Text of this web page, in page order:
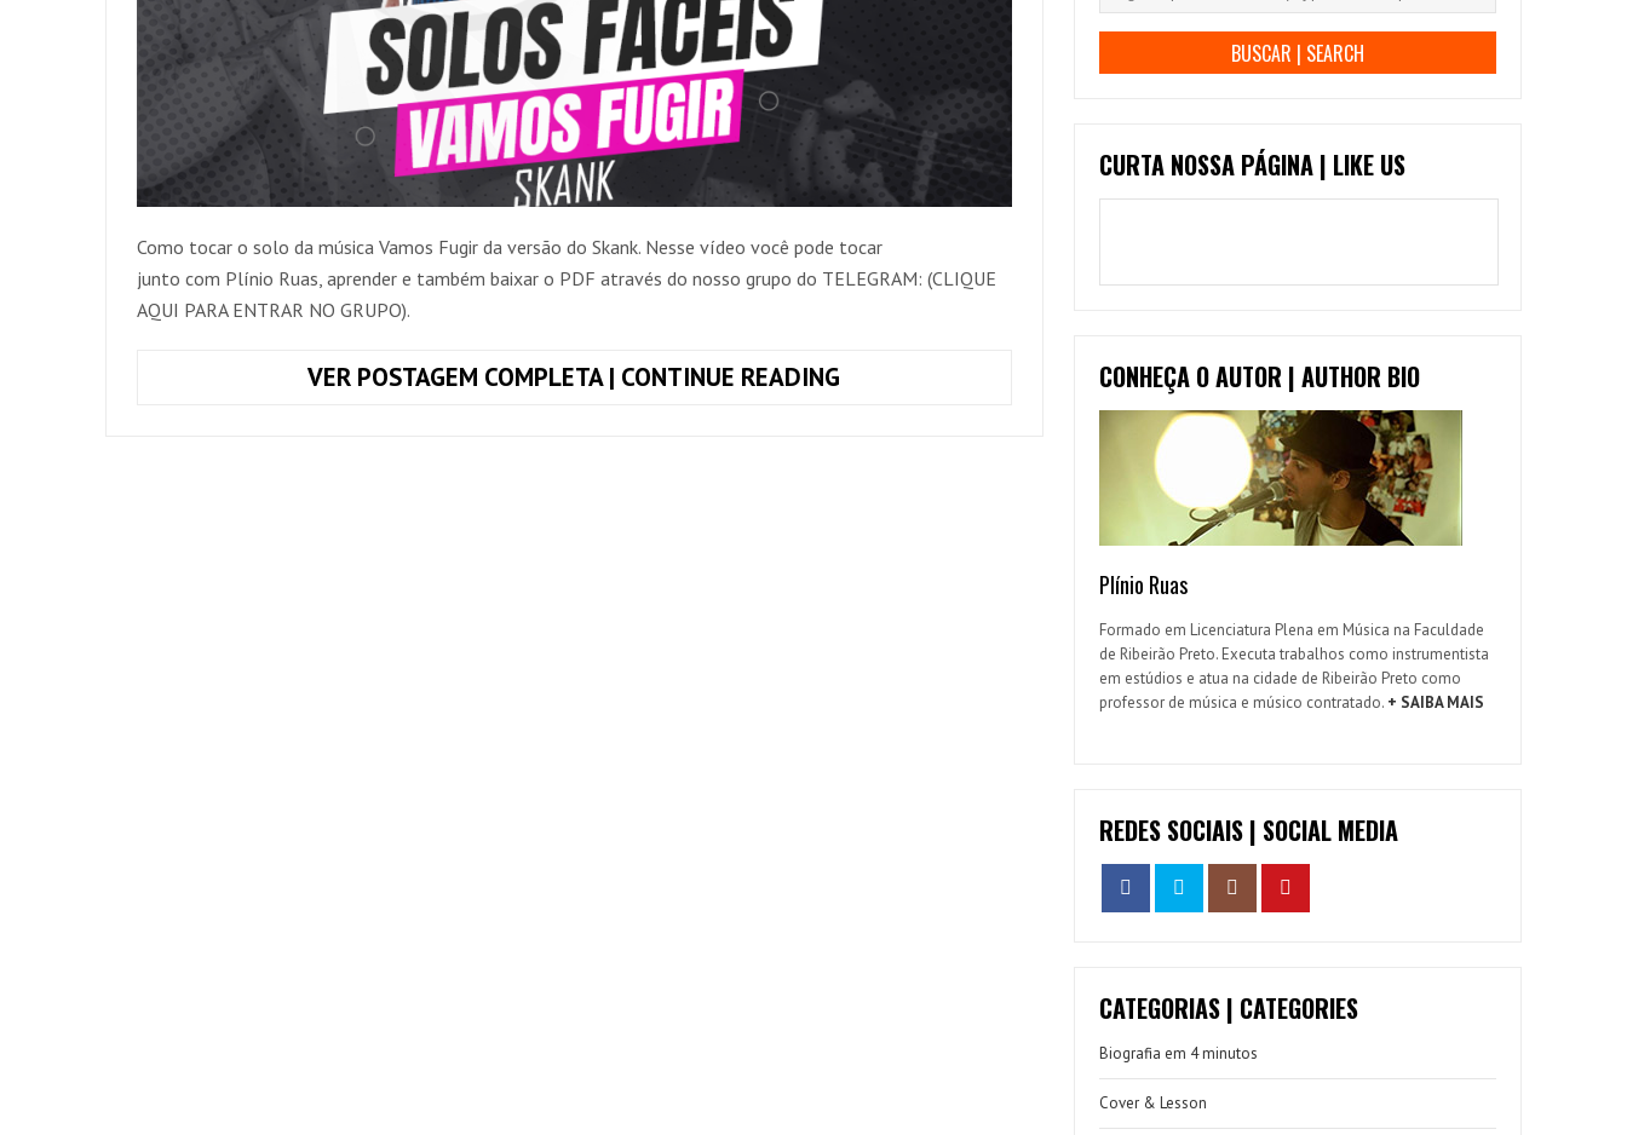
Como tocar o solo da música Vamos Fugir da versão do Skank. Nesse vídeo você pode tocar
junto com Plínio Ruas, aprender e também baixar o PDF através do nosso grupo do TELEGRAM: (CLIQUE
AQUI PARA ENTRAR NO GRUPO).
VER POSTAGEM COMPLETA | CONTINUE READING
CURTA NOSSA PÁGINA | LIKE US
CONHEÇA O AUTOR | AUTHOR BIO
Plínio Ruas
Formado em Licenciatura Plena em Música na Faculdade
de Ribeirão Preto. Executa trabalhos como instrumentista
em estúdios e atua na cidade de Ribeirão Preto como
professor de música e músico contratado. + SAIBA MAIS
REDES SOCIAIS | SOCIAL MEDIA
CATEGORIAS | CATEGORIES
Biografia em 4 minutos
Cover & Lesson